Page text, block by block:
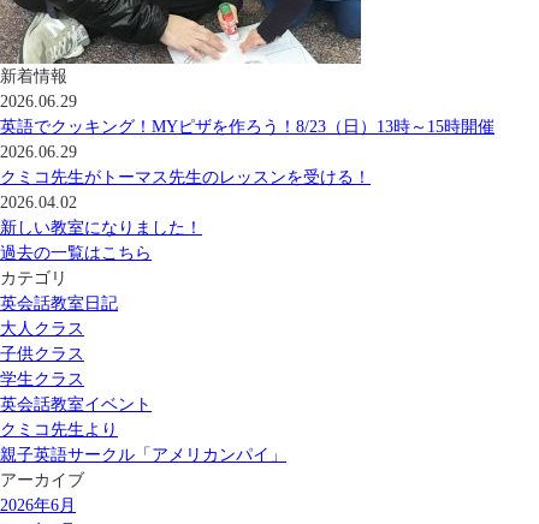
新着情報
2026.06.29
英語でクッキング！MYピザを作ろう！8/23（日）13時～15時開催
2026.06.29
クミコ先生がトーマス先生のレッスンを受ける！
2026.04.02
新しい教室になりました！
過去の一覧はこちら
カテゴリ
英会話教室日記
大人クラス
子供クラス
学生クラス
英会話教室イベント
クミコ先生より
親子英語サークル「アメリカンパイ」
アーカイブ
2026年6月